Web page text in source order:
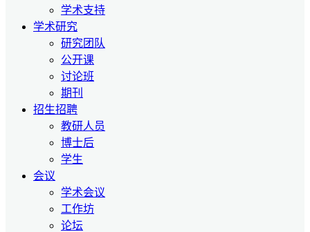
学术支持
学术研究
研究团队
公开课
讨论班
期刊
招生招聘
教研人员
博士后
学生
会议
学术会议
工作坊
论坛